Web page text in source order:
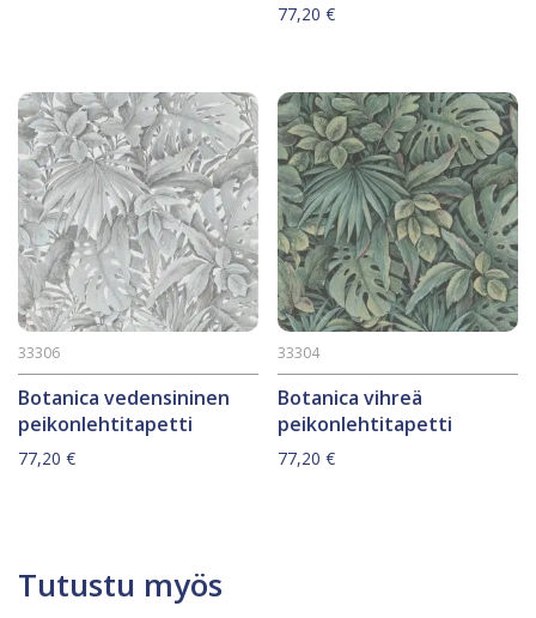
77,20€
Botanica vedensininen
peikonlehtitapetti
33306
77,20 €
Botanica vihreä
peikonlehtitapetti
33304
77,20€
Tutustu myös